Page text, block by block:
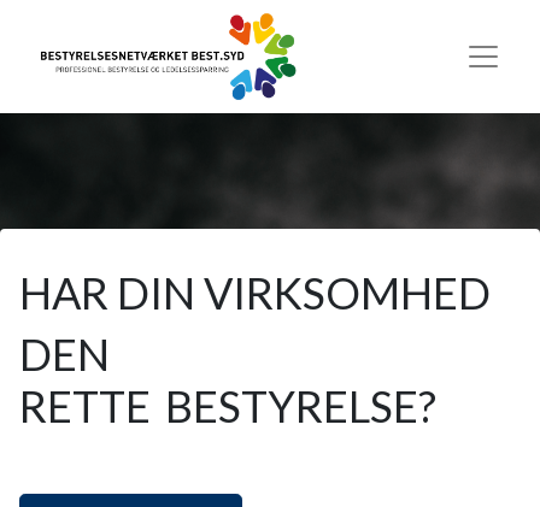
HAR DIN VIRKSOMHED
DEN
RETTE BESTYRELSE?